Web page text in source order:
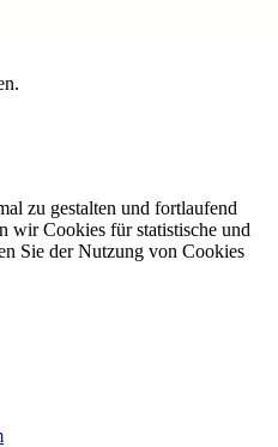
zu gestalten und fortlaufend
wir Cookies für statistische und
Sie der Nutzung von Cookies